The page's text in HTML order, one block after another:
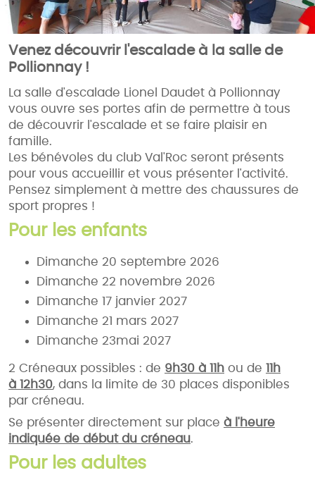
Venez découvrir l'escalade à la salle de
Pollionnay !
La salle d'escalade Lionel Daudet à Pollionnay
vous ouvre ses portes afin de permettre à tous
de découvrir l'escalade et se faire plaisir en
famille.
Les bénévoles du club Val'Roc seront présents
pour vous accueillir et vous présenter l'activité.
Pensez simplement à mettre des chaussures de
sport propres !
Pour les enfants
Dimanche 20 septembre 2026
Dimanche 22 novembre 2026
Dimanche 17 janvier 2027
Dimanche 21 mars 2027
Dimanche 23mai 2027
2 Créneaux possibles : de 9h30 à 11h ou de 11h
à 12h30, dans la limite de 30 places disponibles
par créneau.
Se présenter directement sur place à l'heure
indiquée de début du créneau.
Pour les adultes